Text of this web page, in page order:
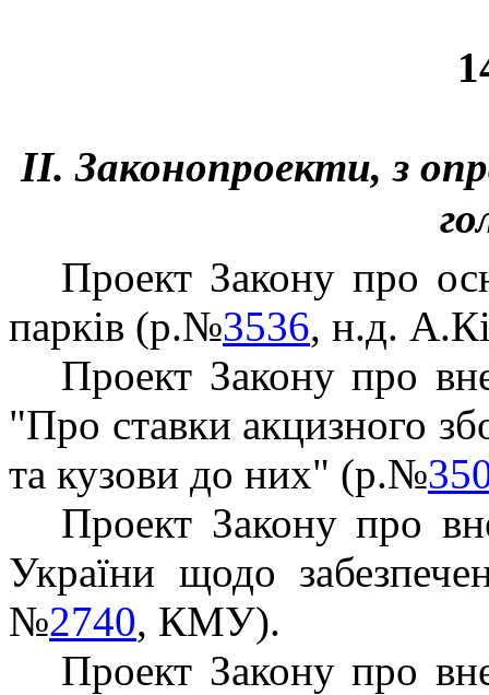
ІІ. Законопроекти, з
Проект Закону про
парків (р.№3536, н.д.
Проект Закону про
"Про ставки акцизного
та кузови до них" (р.№
Проект Закону про
України щодо
№2740, КМУ).
Проект Закону про